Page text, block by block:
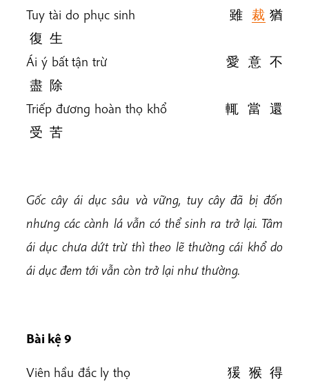
Tuy tài do phục sinh 雖裁 猶
復 生
Ái ý bất tận trừ 愛 意 不
盡 除
Triếp đương hoàn thọ khổ 輒 當 還
受 苦
Gốc cây ái dục sâu và vững, tuy cây đã bị đốn
nhưng các cành lá vẫn có thể sinh ra trở lại. Tâm
ái dục chưa dứt trừ thì theo lẽ thường cái khổ do
ái dục đem tới vẫn còn trở lại như thường.
Bài kệ 9
Viên hầu đắc ly thọ 猨 猴 得